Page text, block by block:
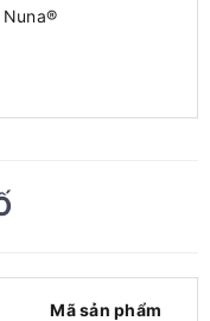
Mã sản phẩm